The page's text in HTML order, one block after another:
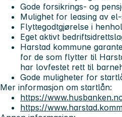
Gode forsikrings- og
Mulighet for leasing av
Flyttegodtgjørelse i
Eget aktivt
Harstad kommune
for de som flytter til
har lovfestet rett til
Gode muligheter for
Mer informasjon om startlån:
https://
https://